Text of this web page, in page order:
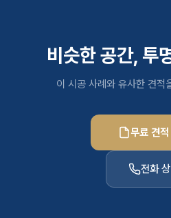
비슷한 공간, 투
이 시공 사례와 유사한 견적
무료 견적
전화